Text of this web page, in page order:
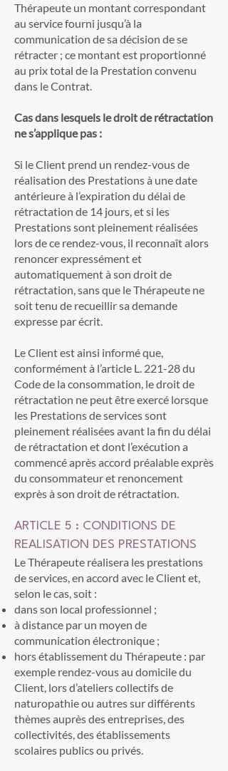
Thérapeute un montant correspondant
au service fourni jusqu’à la
communication de sa décision de se
rétracter ; ce montant est proportionné
au prix total de la Prestation convenu
dans le Contrat.
Cas dans lesquels le droit de rétractation
ne s’applique pas :
Si le Client prend un rendez-vous de
réalisation des Prestations à une date
antérieure à l’expiration du délai de
rétractation de 14 jours, et si les
Prestations sont pleinement réalisées
lors de ce rendez-vous, il reconnaît alors
renoncer expressément et
automatiquement à son droit de
rétractation, sans que le Thérapeute ne
soit tenu de recueillir sa demande
expresse par écrit.
Le Client est ainsi informé que,
conformément à l’article L. 221-28 du
Code de la consommation, le droit de
rétractation ne peut être exercé lorsque
les Prestations de services sont
pleinement réalisées avant la fin du délai
de rétractation et dont l’exécution a
commencé après accord préalable exprès
du consommateur et renoncement
exprès à son droit de rétractation.
ARTICLE 5 : CONDITIONS DE
REALISATION DES PRESTATIONS
Le Thérapeute réalisera les prestations
de services, en accord avec le Client et,
selon le cas, soit :
dans son local professionnel ;
à distance par un moyen de
communication électronique ;
hors établissement du Thérapeute : par
exemple rendez-vous au domicile du
Client, lors d’ateliers collectifs de
naturopathie ou autres sur différents
thèmes auprès des entreprises, des
collectivités, des établissements
scolaires publics ou privés.